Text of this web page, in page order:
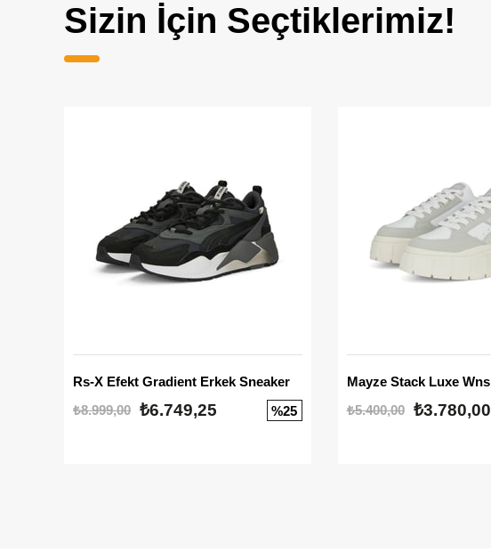
Sizin İçin Seçtiklerimiz!
Rs-X Efekt Gradient Erkek Sneaker
₺8.999,00 ₺6.749,25 %25
₺5.400,00
₺3.780,00